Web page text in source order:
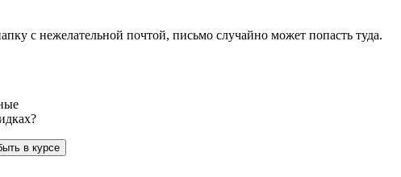
с нежелательной почтой, письмо случайно может попасть туда.
в курсе